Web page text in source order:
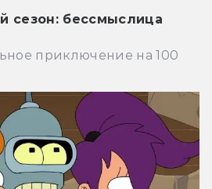
сезон: бессмыслица
приключение на 100